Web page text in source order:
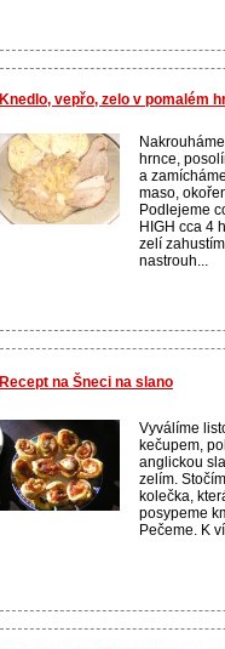
Knedlo, vepřo, zelo v pomalém
hrnce,
a
maso,
Podlejeme
HIGH cca 4
zelí
nastrouh...
Recept na Šneci na slano
Vyválíme
kečupem,
anglickou
zelím.
kolečka,
posypeme
Pečeme. K